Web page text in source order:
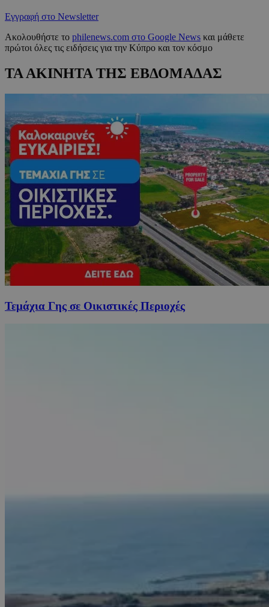
Εγγραφή στο Newsletter
Ακολουθήστε το philenews.com στο Google News και μάθετε
πρώτοι όλες τις ειδήσεις για την Κύπρο και τον κόσμο
ΤΑ ΑΚΙΝΗΤΑ ΤΗΣ ΕΒΔΟΜΑΔΑΣ
Τεμάχια Γης σε Οικιστικές Περιοχές